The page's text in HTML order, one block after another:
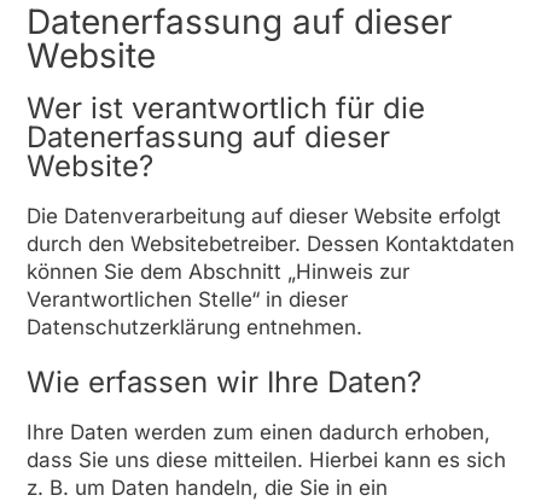
Datenerfassung auf dieser
Website
Wer ist verantwortlich für die
Datenerfassung auf dieser
Website?
Die Datenverarbeitung auf dieser Website erfolgt
durch den Websitebetreiber. Dessen Kontaktdaten
können Sie dem Abschnitt „Hinweis zur
Verantwortlichen Stelle“ in dieser
Datenschutzerklärung entnehmen.
Wie erfassen wir Ihre Daten?
Ihre Daten werden zum einen dadurch erhoben,
dass Sie uns diese mitteilen. Hierbei kann es sich
z. B. um Daten handeln, die Sie in ein